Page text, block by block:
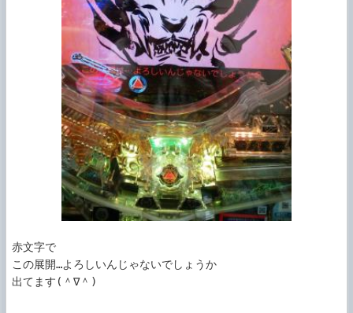
赤文字で
この展開…よろしいんじゃないでしょうか
出てます(＾∇＾)